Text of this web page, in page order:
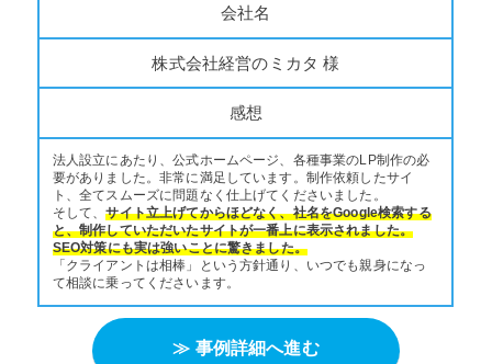
会社名
株式会社経営のミカタ 様
感想
法人設立にあたり、公式ホームページ、各種事業のLP制作の必
要がありました。非常に満足しています。制作依頼したサイ
ト、全てスムーズに問題なく仕上げてくださいました。
そして、サイト立上げてからほどなく、社名をGoogle検索する
と、制作していただいたサイトが一番上に表示されました。
SEO対策にも実は強いことに驚きました。
「クライアントは相棒」という方針通り、いつでも親身になっ
て相談に乗ってくださいます。
≫ 事例詳細へ進む